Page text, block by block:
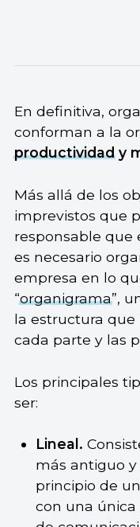
En definitiva,
conforman a la
productividady
Más allá de los
imprevistos que
responsable que
es necesario
empresa en lo
“organigrama”,
la estructura
cada parte y las
Los principales
ser:
Lineal.
más antiguo y
principio de
con una